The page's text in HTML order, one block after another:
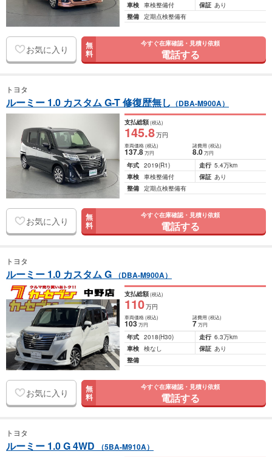
車検 車検整備付 保証 あり
整備 定期点検整備有
お気に入り 無
料
今すぐ在庫確認・見積り依頼
電話する
トヨタ
ルーミー 1.0 カスタム G-T 修復歴無し （DBA-M900A）
支払総額(税込)
145.8万円
車両価格(税込)
137.8万円
諸費用 (税込)
8.0 万円
年式 2019(R1) 走行 5.4万km
車検 車検整備付 保証 あり
整備 定期点検整備有
お気に入り 無
料
今すぐ在庫確認・見積り依頼
電話する
トヨタ
ルーミー 1.0 カスタム G （DBA-M900A）
支払総額(税込)
110万円
車両価格(税込)
103万円
諸費用 (税込)
7 万円
年式 2018(H30) 走行 6.3万km
車検 検なし 保証 あり
整備
お気に入り 無
料
今すぐ在庫確認・見積り依頼
電話する
トヨタ
ルーミー 1.0 G 4WD （5BA-M910A）